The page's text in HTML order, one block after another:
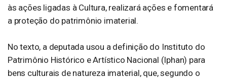
às ações ligadas à Cultura, realizará ações e fomentará
a proteção do patrimônio imaterial.
No texto, a deputada usou a definição do Instituto do
Patrimônio Histórico e Artístico Nacional (Iphan) para
bens culturais de natureza imaterial, que, segundo o